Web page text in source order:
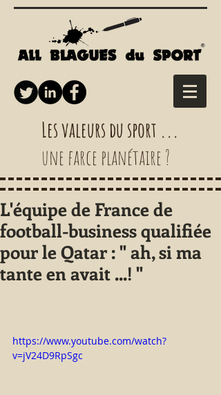
Les valeurs du sport ...
une farce planétaire ?
L'équipe de France de
football-business qualifiée
pour le Qatar : " ah, si ma
tante en avait ...! "
https://www.youtube.com/watch?
v=jV24D9RpSgc